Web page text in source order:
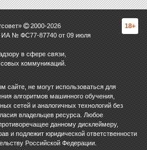
2000-2026
ИА № ФС77-87740 от 09 июля
в сфере связи,
коммуникаций.
18+
не могут использоваться для
алгоритмов машинного обучения,
сетей и аналогичных технологий без
владельцев ресурса. Любое
данному дисклеймеру,
и подлежит юридической ответственности
Российской Федерации.